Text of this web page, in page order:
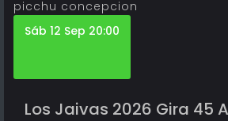
Sáb 12 Sep 20:00
Los Jaivas 2026 Gira 45